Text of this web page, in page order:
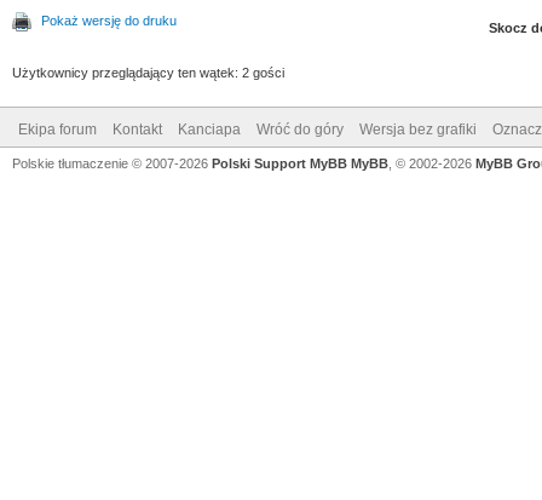
Pokaż wersję do druku Skocz
Użytkownicy przeglądający ten wątek: 2 gości
Ekipa forum Kontakt Kanciapa Wróć do góry Wersja bez grafiki
Polskie tłumaczenie © 2007-2026 Polski Support MyBB MyBB , © 2002-2026 MyBB